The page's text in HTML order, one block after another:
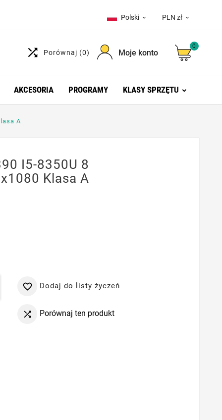
Polski  PLN zł 
 Porównaj (0) Moje konto
0
AKCESORIA PROGRAMY KLASY SPRZĘTU
A
I5-8350U 8
Klasa A
 Dodaj do listy życzeń
 Porównaj ten produkt